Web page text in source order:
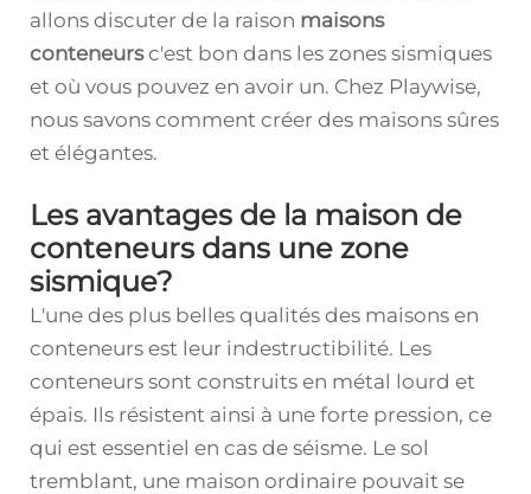
allons discuter de la raison maisons
conteneursc'est bon dans les zones sismiques
et où vous pouvez en avoir un. Chez Playwise,
nous savons comment créer des maisons sûres
et élégantes.
Les avantages de la maison de
conteneurs dans une zone
sismique?
L'une des plus belles qualités des maisons en
conteneurs est leur indestructibilité. Les
conteneurs sont construits en métal lourd et
épais. Ils résistent ainsi à une forte pression, ce
qui est essentiel en cas de séisme. Le sol
tremblant, une maison ordinaire pouvait se